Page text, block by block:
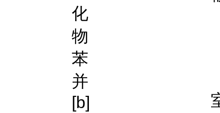
化
物
苯
并
[b]